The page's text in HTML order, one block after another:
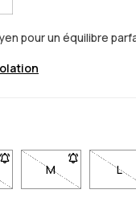
pour un équilibre
Clique pour
S non disponible.
M- Taille M non
L-